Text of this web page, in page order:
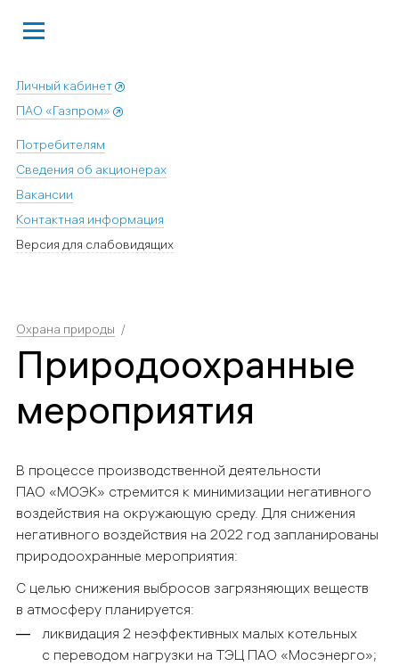
Личный кабинет
ПАО «Газпром»
Потребителям
Сведения об акционерах
Вакансии
Контактная информация
Версия для слабовидящих
Охрана природы
Природоохранные
мероприятия
В процессе производственной деятельности
ПАО «МОЭК» стремится к минимизации негативного
воздействия на окружающую среду. Для снижения
негативного воздействия на 2022 год запланированы
природоохранные мероприятия:
С целью снижения выбросов загрязняющих веществ
в атмосферу планируется:
ликвидация 2 неэффективных малых котельных
с переводом нагрузки на ТЭЦ ПАО «Мосэнерго»;